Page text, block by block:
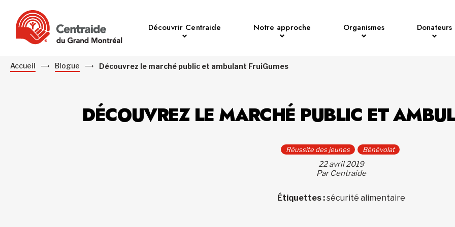
Découvrir Centraide Notre approche Organismes Donateurs
Accueil Blogue Découvrez le marché public et ambulant FruiGumes
DÉCOUVREZ LE MARCHÉ PUBLIC ET
Réussite des jeunes Bénévolat
22 avril 2019
Par Centraide
Étiquettes :sécurité alimentaire